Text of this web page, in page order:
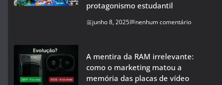
protagonismo estudantil
junho 8, 2025 nenhum comentário
A mentira da RAM irrelevante:
como o marketing matou a
memória das placas de vídeo